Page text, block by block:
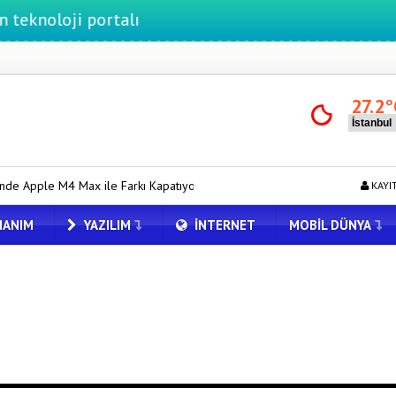
portalı
27.2
Farkı Kapatıyor iPhone 17 Fiyatlarına Zam mı Geliyor?
YAZILIM İNTERNET MOBIL DÜNYA